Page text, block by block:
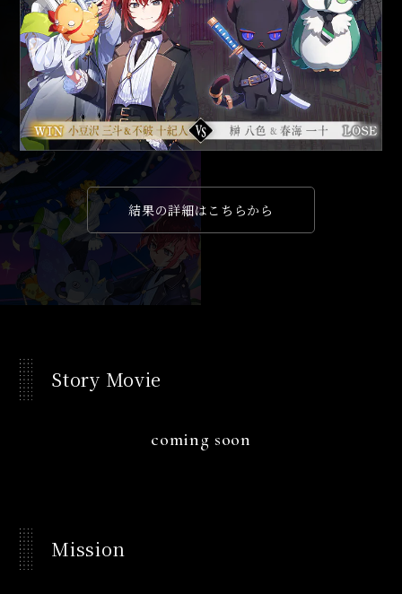
結果の詳細はこちらから
Story Movie
coming soon
Mission